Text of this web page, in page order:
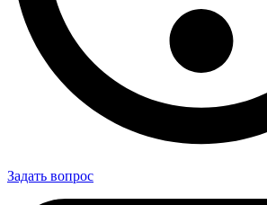
Задать вопрос